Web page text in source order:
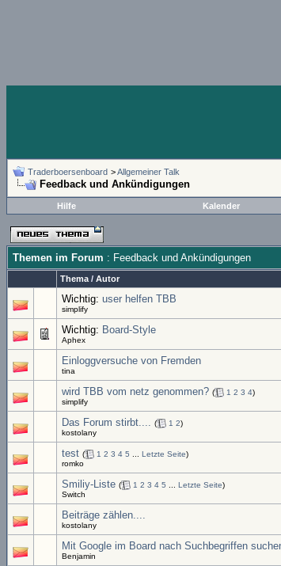
Traderboersenboard >Allgemeiner Talk
Feedback und Ankündigungen
Hilfe Kalender
Themen im Forum : Feedback und Ankündigungen
Thema / Autor
Wichtig: user helfen TBB
simplify
Wichtig: Board-Style
Aphex
Einloggversuche von Fremden
tina
wird TBB vom netz genommen? ( 1 2 3 4)
simplify
Das Forum stirbt.... ( 1 2)
kostolany
test ( 1 2 3 4 5 Letzte Seite)
romko
Smiliy-Liste ( 1 2 3 4 5 Letzte Seite)
Switch
Beiträge zählen....
kostolany
Mit Google im Board nach Suchbegriffen
Benjamin